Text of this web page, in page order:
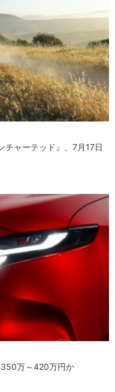
チャーテッド』、7月17日
万～420万円か